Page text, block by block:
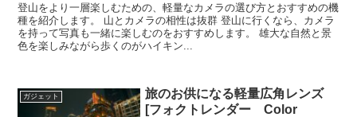
登山をより一層楽しむための、軽量なカメラの選び方とおすすめの機
種を紹介します。 山とカメラの相性は抜群 登山に行くなら、カメラ
を持って写真も一緒に楽しむのをおすすめします。 雄大な自然と景
色を楽しみながら歩くのがハイキン...
ガジェット
旅のお供になる軽量広角レンズ
[フォクトレンダー Color